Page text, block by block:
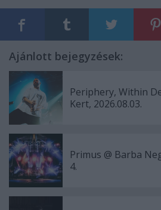
Ajánlott bejegyzések:
Periphery, Within
Kert, 2026.08.03.
Primus @ Barba
4.